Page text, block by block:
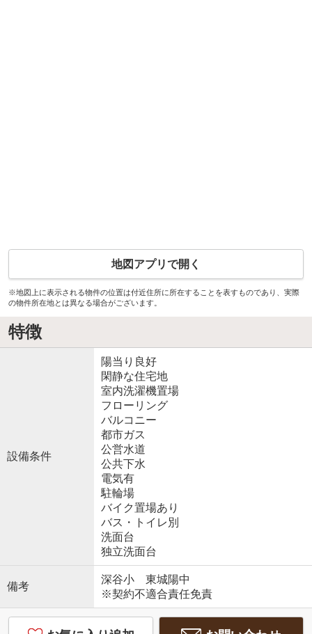
地図アプリで開く
※地図上に表示される物件の位置は付近住所に所在することを表すものであり、実際
の物件所在地とは異なる場合がございます。
特徴
設備条件
陽当り良好
閑静な住宅地
室内洗濯機置場
フローリング
バルコニー
都市ガス
公営水道
公共下水
電気有
駐輪場
バイク置場あり
バス・トイレ別
洗面台
独立洗面台
備考
深谷小 東城陽中
※契約不適合責任免責